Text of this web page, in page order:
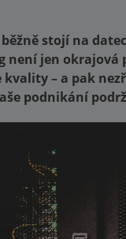
stojí na
není jen okrajová
kvality – a pak
podnikání